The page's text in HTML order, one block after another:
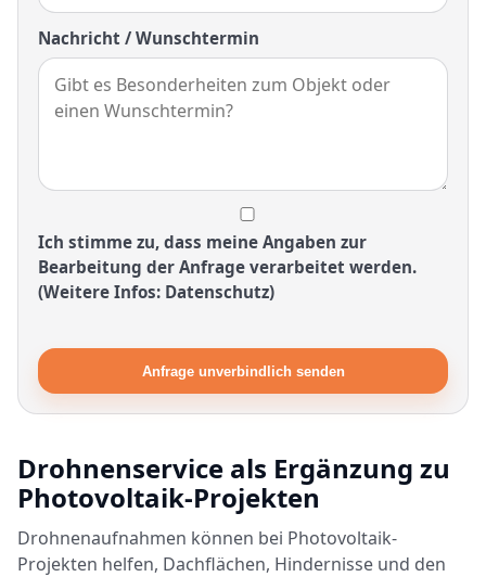
Nachricht / Wunschtermin
Ich stimme zu, dass meine Angaben zur
Bearbeitung der Anfrage verarbeitet werden.
(Weitere Infos: Datenschutz)
Anfrage unverbindlich senden
Drohnenservice als Ergänzung zu
Photovoltaik-Projekten
Drohnenaufnahmen können bei Photovoltaik-
Projekten helfen, Dachflächen, Hindernisse und den